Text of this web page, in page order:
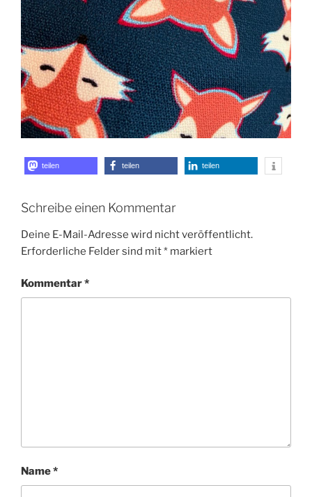
teilen teilen teilen
Schreibe einen Kommentar
Deine E-Mail-Adresse wird nicht veröffentlicht.
Erforderliche Felder sind mit* markiert
Kommentar*
Name*